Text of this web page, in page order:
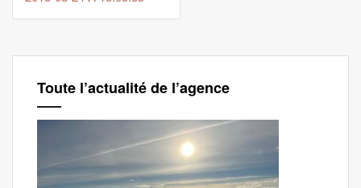
Toute l’actualité de l’agence